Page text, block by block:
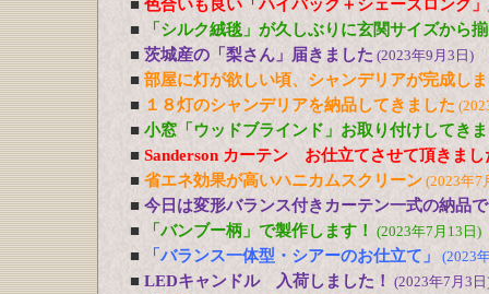
■ 色合いも良い「ハイバック＋シェーズロング
■
「シルク絨毯」が久しぶりに玄関サイズから
■ 茨城産の「梨さん」届きました (2023年9月3日)
■ 部屋に灯が欲しい頃、シャンデリアが完成し
■ １８灯のシャンデリアを納品してきました
■ 小窓「ウッドブラインド」お取り付けしてき
■ Sanderson カーテン お仕立てさせて頂きまし
■ 省エネ効果が高いハニカムスクリーン (2023年7
■ 今日は変形バランス付きカーテン一式の納品
■
「バンブー柄」で製作します！ (2023年7月13日)
■ 「バランス一体型・シアーのお仕立て」 (2023
■ LEDキャンドル 入荷しました！ (2023年7月3日